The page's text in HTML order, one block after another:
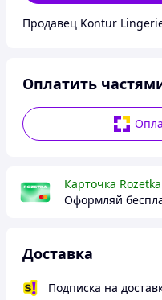
Продавец Kontur
Оплатить
Карточка Rozetka
Оформляй
Доставка
Подписка на